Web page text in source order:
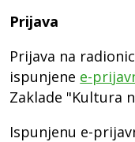
Prijava
Prijava na
ispunjene e-
Zaklade "Kultura
Ispunjenu e-